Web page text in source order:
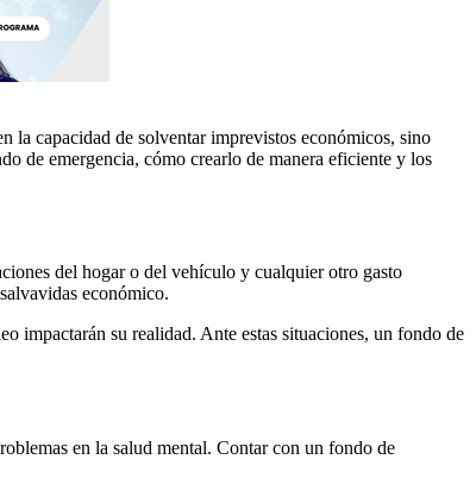
la capacidad de solventar imprevistos económicos, sino
de emergencia, cómo crearlo de manera eficiente y los
del hogar o del vehículo y cualquier otro gasto
económico.
impactarán su realidad. Ante estas situaciones, un fondo de
en la salud mental. Contar con un fondo de